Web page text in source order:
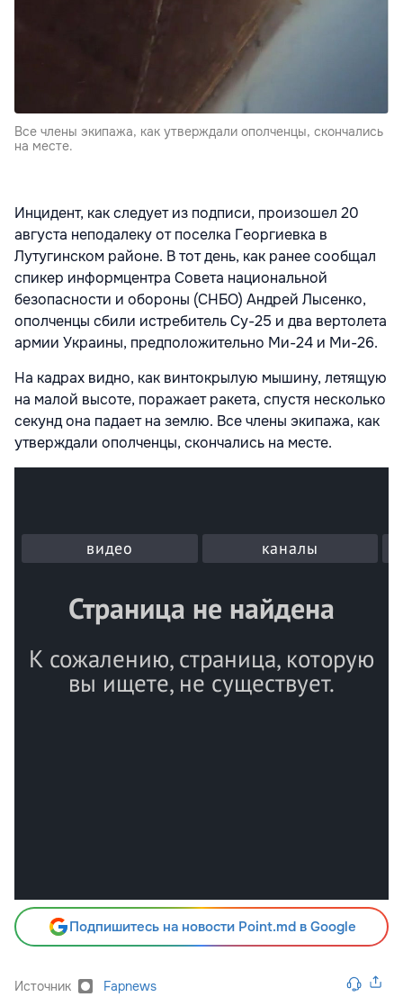
Все члены экипажа, как утверждали ополченцы, скончались
на месте.
Инцидент, как следует из подписи, произошел 20
августа неподалеку от поселка Георгиевка в
Лутугинском районе. В тот день, как ранее сообщал
спикер информцентра Совета национальной
безопасности и обороны (СНБО) Андрей Лысенко,
ополченцы сбили истребитель Су-25 и два вертолета
армии Украины, предположительно Ми-24 и Ми-26.
На кадрах видно, как винтокрылую мышину, летящую
на малой высоте, поражает ракета, спустя несколько
секунд она падает на землю. Все члены экипажа, как
утверждали ополченцы, скончались на месте.
Подпишитесь на новости Point.md в Google
Источник Fapnews